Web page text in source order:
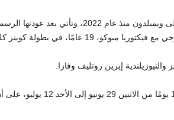
وتمثل مباراة التنس المرتقبة عودة ويليامز إلى ويمبلدون منذ
في بطولة كوينز كلوب في لندن.
والنيوزيلندية إيرين روتليف وفازا.
وستقام بطولة ويمبلدون 2026 على مدى 14 يومًا من